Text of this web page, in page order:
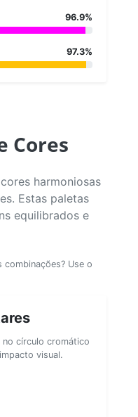
96.9%
97.3%
Cores
harmoniosas
Estas paletas
equilibrados e
combinações? Use o
círculo cromático
visual.